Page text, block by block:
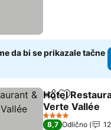
da bi se prikazale tačne
Deli Dodati u
Hotel
Verte Vallée
4 Zvezdice
8,7 Odlično